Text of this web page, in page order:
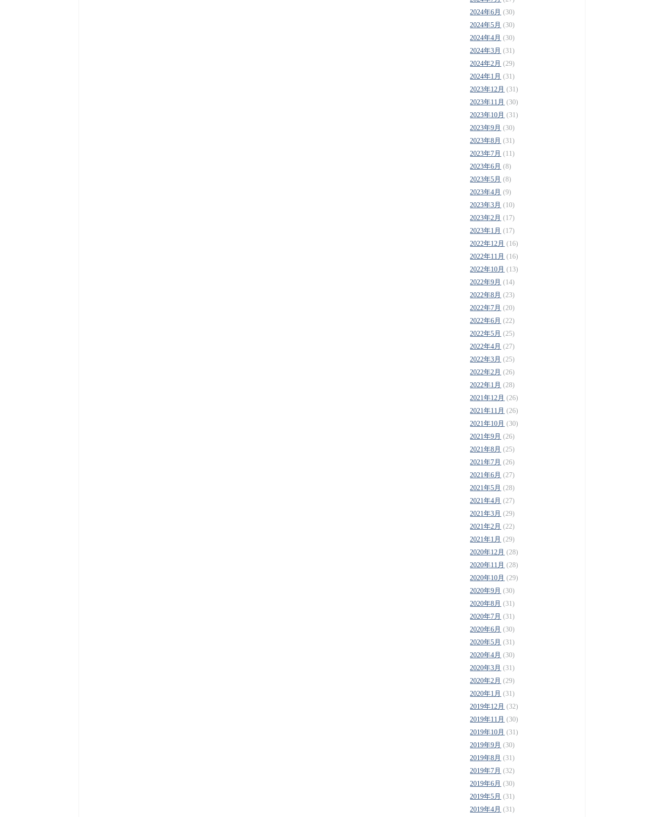
2024年6月 (30)
2024年5月 (30)
2024年4月 (30)
2024年3月 (31)
2024年2月 (29)
2024年1月 (31)
2023年12月 (31)
2023年11月 (30)
2023年10月 (31)
2023年9月 (30)
2023年8月 (31)
2023年7月 (11)
2023年6月 (8)
2023年5月 (8)
2023年4月 (9)
2023年3月 (10)
2023年2月 (17)
2023年1月 (17)
2022年12月 (16)
2022年11月 (16)
2022年10月 (13)
2022年9月 (14)
2022年8月 (23)
2022年7月 (20)
2022年6月 (22)
2022年5月 (25)
2022年4月 (27)
2022年3月 (25)
2022年2月 (26)
2022年1月 (28)
2021年12月 (26)
2021年11月 (26)
2021年10月 (30)
2021年9月 (26)
2021年8月 (25)
2021年7月 (26)
2021年6月 (27)
2021年5月 (28)
2021年4月 (27)
2021年3月 (29)
2021年2月 (22)
2021年1月 (29)
2020年12月 (28)
2020年11月 (28)
2020年10月 (29)
2020年9月 (30)
2020年8月 (31)
2020年7月 (31)
2020年6月 (30)
2020年5月 (31)
2020年4月 (30)
2020年3月 (31)
2020年2月 (29)
2020年1月 (31)
2019年12月 (32)
2019年11月 (30)
2019年10月 (31)
2019年9月 (30)
2019年8月 (31)
2019年7月 (32)
2019年6月 (30)
2019年5月 (31)
2019年4月 (31)